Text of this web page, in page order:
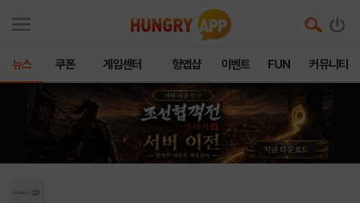
뉴스 쿠폰 게임센터 헝앱샵 이벤트 FUN 커뮤니티